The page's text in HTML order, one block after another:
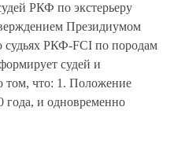
РКФ по экстерьеру
Президиумом
РКФ-FCI по породам
судей и
том, что: 1. Положение
года, и одновременно